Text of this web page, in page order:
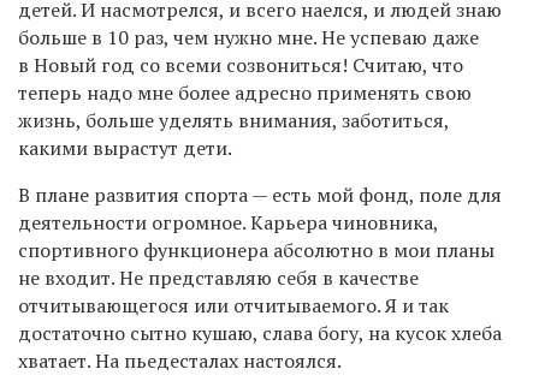
детей. И насмотрелся, и всего наелся, и людей знаю
больше в 10 раз, чем нужно мне. Не успеваю даже
в Новый год со всеми созвониться! Считаю, что
теперь надо мне более адресно применять свою
жизнь, больше уделять внимания, заботиться,
какими вырастут дети.
В плане развития спорта — есть мой фонд, поле для
деятельности огромное. Карьера чиновника,
спортивного функционера абсолютно в мои планы
не входит. Не представляю себя в качестве
отчитывающегося или отчитываемого. Я и так
достаточно сытно кушаю, слава богу, на кусок хлеба
хватает. На пьедесталах настоялся.